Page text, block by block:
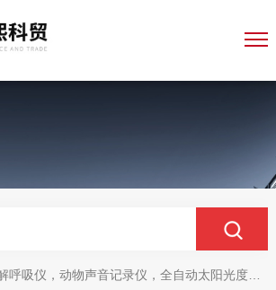
物声音记录仪，全自动太阳光度计，牛奶分析仪，牛奶体细胞测定仪，质构仪，高胶强度测定仪